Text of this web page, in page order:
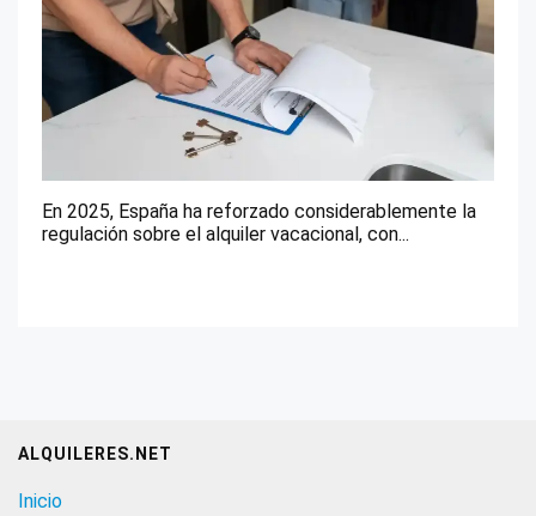
En 2025, España ha reforzado considerablemente la
regulación sobre el alquiler vacacional, con...
ALQUILERES.NET
Inicio